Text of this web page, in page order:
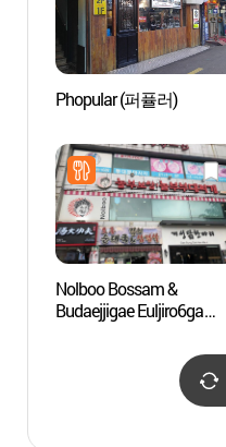
Phopular (퍼퓰러)
Nolboo Bossam &
Budaejjigae Euljiro6ga